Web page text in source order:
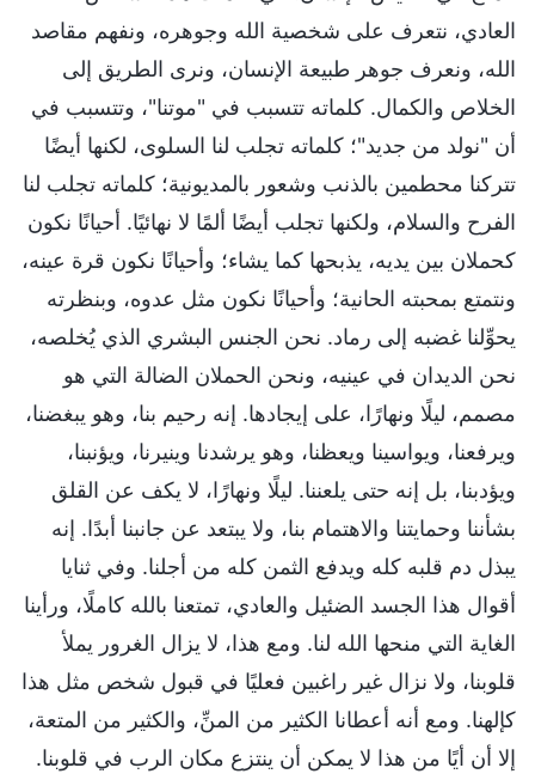
العادي، نتعرف على شخصية الله وجوهره، ونفهم مقاصد
الله، ونعرف جوهر طبيعة الإنسان، ونرى الطريق إلى
الخلاص والكمال. كلماته تتسبب في "موتنا"، وتتسبب في
أن "نولد من جديد"؛ كلماته تجلب لنا السلوى، لكنها أيضًا
تتركنا محطمين بالذنب وشعور بالمديونية؛ كلماته تجلب لنا
الفرح والسلام، ولكنها تجلب أيضًا ألمًا لا نهائيًا. أحيانًا نكون
كحملان بين يديه، يذبحها كما يشاء؛ وأحيانًا نكون قرة عينه،
ونتمتع بمحبته الحانية؛ وأحيانًا نكون مثل عدوه، وبنظرته
يحوِّلنا غضبه إلى رماد. نحن الجنس البشري الذي يُخلصه،
نحن الديدان في عينيه، ونحن الحملان الضالة التي هو
مصمم، ليلًا ونهارًا، على إيجادها. إنه رحيم بنا، وهو يبغضنا،
ويرفعنا، ويواسينا ويعظنا، وهو يرشدنا وينيرنا، ويؤنبنا،
ويؤدبنا، بل إنه حتى يلعننا. ليلًا ونهارًا، لا يكف عن القلق
بشأننا وحمايتنا والاهتمام بنا، ولا يبتعد عن جانبنا أبدًا. إنه
يبذل دم قلبه كله ويدفع الثمن كله من أجلنا. وفي ثنايا
أقوال هذا الجسد الضئيل والعادي، تمتعنا بالله كاملًا، ورأينا
الغاية التي منحها الله لنا. ومع هذا، لا يزال الغرور يملأ
قلوبنا، ولا نزال غير راغبين فعليًا في قبول شخص مثل هذا
كإلهنا. ومع أنه أعطانا الكثير من المنِّ، والكثير من المتعة،
إلا أن أيًا من هذا لا يمكن أن ينتزع مكان الرب في قلوبنا.